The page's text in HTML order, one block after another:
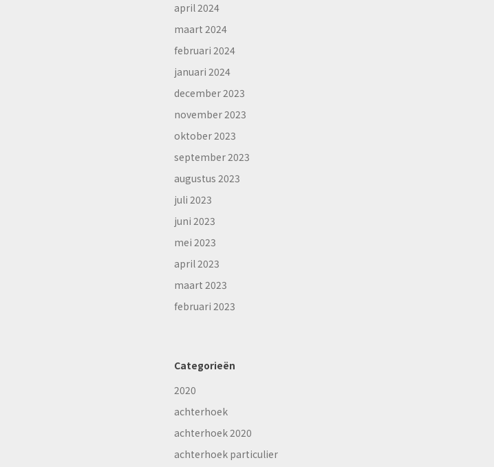
april 2024
maart 2024
februari 2024
januari 2024
december 2023
november 2023
oktober 2023
september 2023
augustus 2023
juli 2023
juni 2023
mei 2023
april 2023
maart 2023
februari 2023
Categorieën
2020
achterhoek
achterhoek 2020
achterhoek particulier